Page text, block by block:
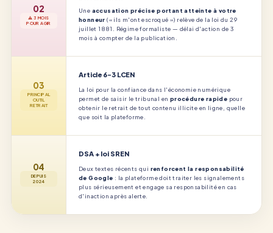
02
⚠ 3 MOIS
POUR AGIR
Une accusation précise portant atteinte à votre
honneur (« ils m'ont escroqué ») relève de la loi du 29
juillet 1881. Régime formaliste — délai d'action de 3
mois à compter de la publication.
03
PRINCIPAL
OUTIL
RETRAIT
Article 6-3 LCEN
La loi pour la confiance dans l'économie numérique
permet de saisir le tribunal en procédure rapide pour
obtenir le retrait de tout contenu illicite en ligne, quelle
que soit la plateforme.
04
DEPUIS
2024
DSA + loi SREN
Deux textes récents qui renforcent la responsabilité
de Google : la plateforme doit traiter les signalements
plus sérieusement et engage sa responsabilité en cas
d'inaction après alerte.